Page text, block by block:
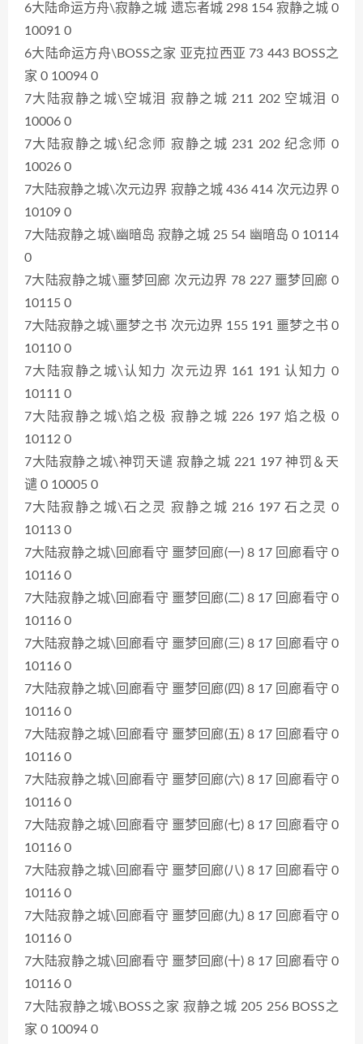
6大陆命运方舟\寂静之城 遗忘者城 298 154 寂静之城 0
10091 0
6大陆命运方舟\BOSS之家 亚克拉西亚 73 443 BOSS之
家 0 10094 0
7大陆寂静之城\空城泪 寂静之城 211 202 空城泪 0
10006 0
7大陆寂静之城\纪念师 寂静之城 231 202 纪念师 0
10026 0
7大陆寂静之城\次元边界 寂静之城 436 414 次元边界 0
10109 0
7大陆寂静之城\幽暗岛 寂静之城 25 54 幽暗岛 0 10114
0
7大陆寂静之城\噩梦回廊 次元边界 78 227 噩梦回廊 0
10115 0
7大陆寂静之城\噩梦之书 次元边界 155 191 噩梦之书 0
10110 0
7大陆寂静之城\认知力 次元边界 161 191 认知力 0
10111 0
7大陆寂静之城\焰之极 寂静之城 226 197 焰之极 0
10112 0
7大陆寂静之城\神罚天谴 寂静之城 221 197 神罚＆天
谴 0 10005 0
7大陆寂静之城\石之灵 寂静之城 216 197 石之灵 0
10113 0
7大陆寂静之城\回廊看守 噩梦回廊(一) 8 17 回廊看守 0
10116 0
7大陆寂静之城\回廊看守 噩梦回廊(二) 8 17 回廊看守 0
10116 0
7大陆寂静之城\回廊看守 噩梦回廊(三) 8 17 回廊看守 0
10116 0
7大陆寂静之城\回廊看守 噩梦回廊(四) 8 17 回廊看守 0
10116 0
7大陆寂静之城\回廊看守 噩梦回廊(五) 8 17 回廊看守 0
10116 0
7大陆寂静之城\回廊看守 噩梦回廊(六) 8 17 回廊看守 0
10116 0
7大陆寂静之城\回廊看守 噩梦回廊(七) 8 17 回廊看守 0
10116 0
7大陆寂静之城\回廊看守 噩梦回廊(八) 8 17 回廊看守 0
10116 0
7大陆寂静之城\回廊看守 噩梦回廊(九) 8 17 回廊看守 0
10116 0
7大陆寂静之城\回廊看守 噩梦回廊(十) 8 17 回廊看守 0
10116 0
7大陆寂静之城\BOSS之家 寂静之城 205 256 BOSS之
家 0 10094 0